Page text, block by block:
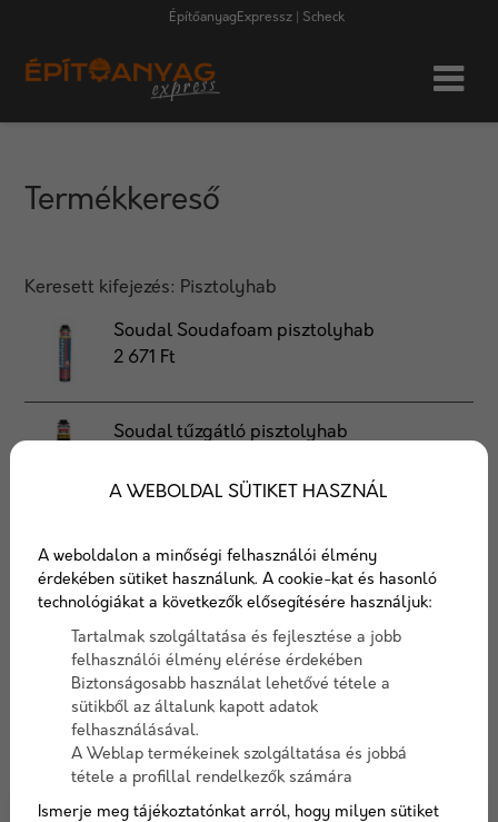
ÉpítőanyagExpressz | Scheck
Termékkereső
Keresett kifejezés: Pisztolyhab
Soudal Soudafoam pisztolyhab
2 671 Ft
Soudal tűzgátló pisztolyhab
Hírek, aktualitások
Hírek az építőipar világából. Termék újdonságok,
technológiák, újítások. Megoldások, tippek és trükkök.
A WEBOLDAL SÜTIKET HASZNÁL
A weboldalon a minőségi felhasználói élmény
érdekében sütiket használunk. A cookie-kat és hasonló
technológiákat a következők elősegítésére használjuk:
Tartalmak szolgáltatása és fejlesztése a jobb
felhasználói élmény elérése érdekében
Biztonságosabb használat lehetővé tétele a
sütikből az általunk kapott adatok
felhasználásával.
A Weblap termékeinek szolgáltatása és jobbá
tétele a profillal rendelkezők számára
Ismerje meg tájékoztatónkat arról, hogy milyen sütiket